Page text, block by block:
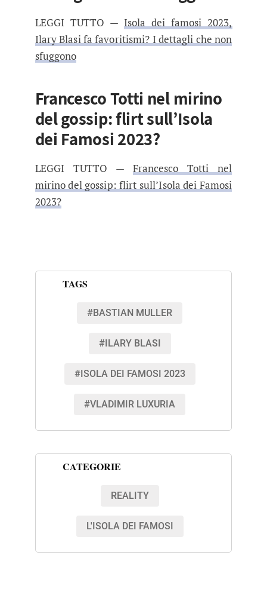
LEGGI TUTTO — Isola dei famosi 2023,
Ilary Blasi fa favoritismi? I dettagli che non
sfuggono
Francesco Totti nel mirino
del gossip: flirt sull’Isola
dei Famosi 2023?
LEGGI TUTTO — Francesco Totti nel
mirino del gossip: flirt sull’Isola dei Famosi
2023?
TAGS
#BASTIAN MULLER
#ILARY BLASI
#ISOLA DEI FAMOSI 2023
#VLADIMIR LUXURIA
CATEGORIE
REALITY
L'ISOLA DEI FAMOSI